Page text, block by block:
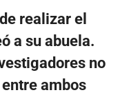
realizar el
a su abuela.
no
ambos